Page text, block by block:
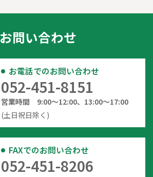
お問い合わせ
お電話でのお問い合わせ
052-451-8151
営業時間 9:00～12:00、13:00～17:00
(土日祝日除く)
FAXでのお問い合わせ
052-451-8206